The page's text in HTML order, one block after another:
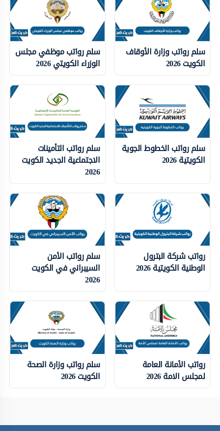
سلم رواتب وزارة الأوقاف
الكويت 2026
سلم رواتب موظفي مجلس
الوزراء الكويتي 2026
سلم رواتب الخطوط الجوية
الكويتية 2026
سلم رواتب التأمينات
الاجتماعية الجديد الكويت
2026
رواتب شركة البترول
الوطنية الكويتية 2026
سلم رواتب الأمن
السيبراني في الكويت
2026
رواتب الأمانة العامة
لمجلس الامة 2026
سلم رواتب وزارة الصحة
الكويت 2026